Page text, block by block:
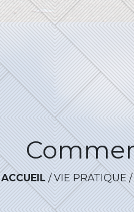
ACCUEIL/VIE PRATIQUE/